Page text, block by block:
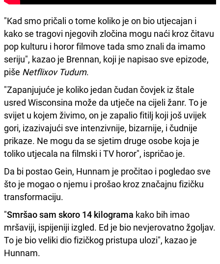
"Kad smo pričali o tome koliko je on bio utjecajan i
kako se tragovi njegovih zločina mogu naći kroz čitavu
pop kulturu i horor filmove tada smo znali da imamo
seriju", kazao je Brennan, koji je napisao sve epizode,
piše Netflixov Tudum.
"Zapanjujuće je koliko jedan čudan čovjek iz štale
usred Wisconsina može da utječe na cijeli žanr. To je
svijet u kojem živimo, on je zapalio fitilj koji još uvijek
gori, izazivajući sve intenzivnije, bizarnije, i čudnije
prikaze. Ne mogu da se sjetim druge osobe koja je
toliko utjecala na filmski i TV horor", ispričao je.
Da bi postao Gein, Hunnam je pročitao i pogledao sve
što je mogao o njemu i prošao kroz značajnu fizičku
transformaciju.
"Smršao sam skoro 14 kilograma kako bih imao
mršaviji, ispijeniji izgled. Ed je bio nevjerovatno žgoljav.
To je bio veliki dio fizičkog pristupa ulozi", kazao je
Hunnam.